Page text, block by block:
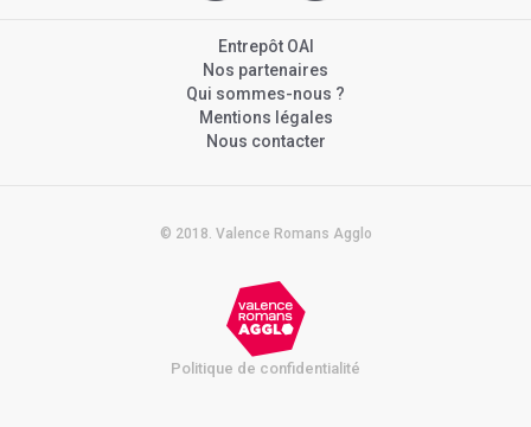
Entrepôt OAI
Nos partenaires
Qui sommes-nous ?
Mentions légales
Nous contacter
© 2018. Valence Romans Agglo
Politique de confidentialité